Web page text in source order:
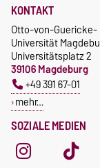
SOZIALE MEDIEN
KONTAKT
Otto-von-Guericke-
Universität
Universitätsplatz 2
39106 Magdeburg
+49 391 67-01
mehr…